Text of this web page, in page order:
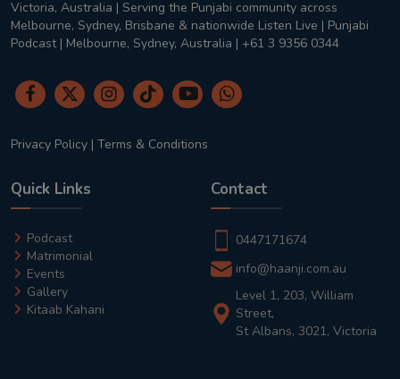
Victoria, Australia | Serving the Punjabi community across
Melbourne, Sydney, Brisbane & nationwide Listen Live | Punjabi
Podcast | Melbourne, Sydney, Australia | +61 3 9356 0344
Privacy Policy | Terms & Conditions
Quick Links
Podcast
Matrimonial
Events
Gallery
Kitaab Kahani
Contact
0447171674
info@haanji.com.au
Level 1, 203, William
Street,
St Albans, 3021, Victoria